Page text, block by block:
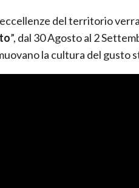
del territorio
”, dal 30 Agosto al 2
la cultura del gusto